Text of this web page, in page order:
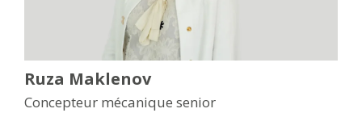
Ruza Maklenov
Concepteur mécanique senior